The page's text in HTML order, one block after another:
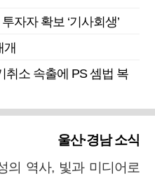
자자 확보 ‘기사회생’
소 속출에 PS 셈법 복
울산·경남 소식
의 역사, 빛과 미디어로